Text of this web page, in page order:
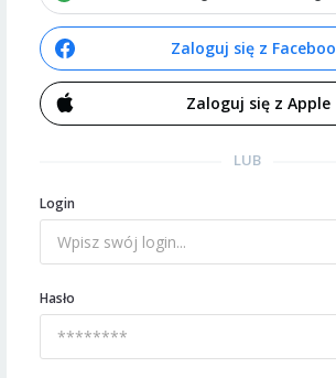
Zaloguj się z
Zaloguj się z Apple
LUB
Login
Hasło